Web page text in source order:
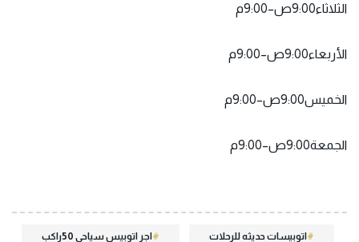
الثلاثاء9:00ص–9:00م
الأربعاء9:00ص–9:00م
الخميس9:00ص–9:00م
الجمعة9:00ص–9:00م
اتوبيسات حديثه للرحلات اجر اتوبيس سياحى 50راكب